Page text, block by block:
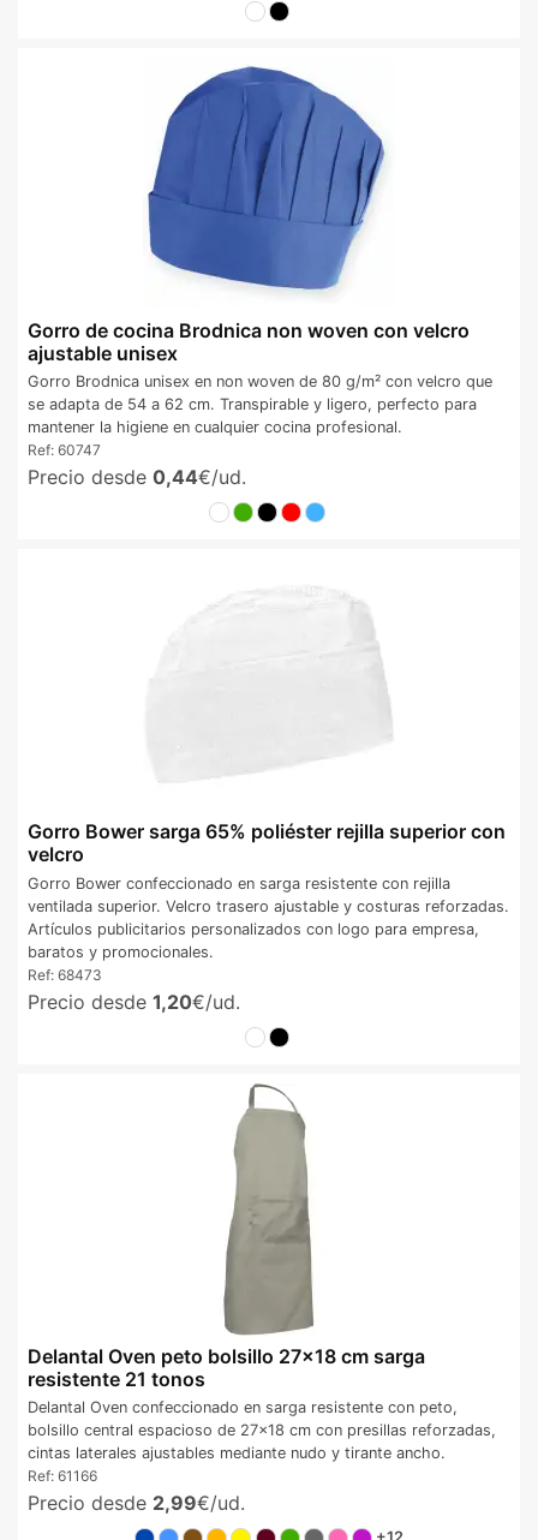
Gorro de cocina Brodnica non woven con velcro
ajustable unisex
Gorro Brodnica unisex en non woven de 80 g/m² con velcro que
se adapta de 54 a 62 cm. Transpirable y ligero, perfecto para
mantener la higiene en cualquier cocina profesional.
Ref: 60747
Precio desde 0,44€/ud.
Gorro Bower sarga 65% poliéster rejilla superior con
velcro
Gorro Bower confeccionado en sarga resistente con rejilla
ventilada superior. Velcro trasero ajustable y costuras reforzadas.
Artículos publicitarios personalizados con logo para empresa,
baratos y promocionales.
Ref: 68473
Precio desde 1,20€/ud.
Delantal Oven peto bolsillo 27x18 cm sarga
resistente 21 tonos
Delantal Oven confeccionado en sarga resistente con peto,
bolsillo central espacioso de 27x18 cm con presillas reforzadas,
cintas laterales ajustables mediante nudo y tirante ancho.
Ref: 61166
Precio desde 2,99€/ud.